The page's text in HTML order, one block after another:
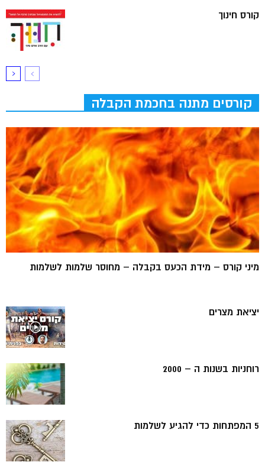
קורס חינוך
קורסים מתנה בחכמת הקבלה
מיני קורס – מידת הכעס בקבלה – מחוסר שלמות לשלמות
יציאת מצרים
רוחניות בשנות ה – 2000
5 המפתחות כדי להגיע לשלמות